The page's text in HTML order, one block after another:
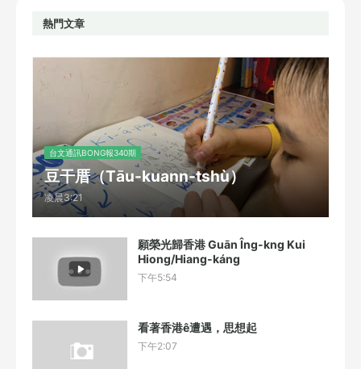
熱門文章
台文通訊BONG報340期
豆干厝（Tāu-kuann-tshù）
凌晨3:21
願榮光歸香港 Guān Îng-kng Kui
Hiong/Hiang-káng
下午5:54
看著香港ê遭遇，思想起
下午2:07